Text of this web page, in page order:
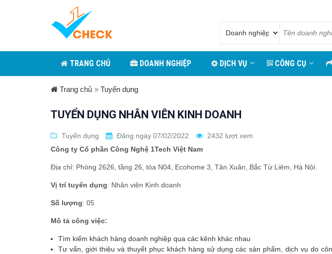
TRANG CHỦ DOANH NGHIỆP DỊCH VỤ CÔNG CỤ
Trang chủ » Tuyển dụng
TUYỂN DỤNG NHÂN VIÊN KINH DOANH
Tuyển dụng Đăng ngày 07/02/2022
2432 lượt xem
Công ty Cổ phần Công Nghệ 1Tech Việt Nam
Địa chỉ: Phòng 2626, tầng 26, tòa N04, Ecohome 3, Tân Xuân, Bắc Từ Liêm, Hà Nội.
Vị trí tuyển dụng: Nhân viên Kinh doanh
Số lượng: 05
Mô tả công việc:
Tìm kiếm khách hàng doanh nghiệp qua các kênh khác nhau
Tư vấn, giới thiệu và thuyết phục khách hàng sử dụng các sản phẩm, dịch vụ do